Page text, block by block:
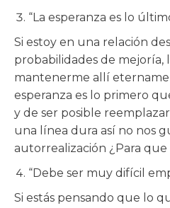
“La esperanza es lo
Si estoy en una relación
probabilidades de mejoría,
mantenerme allí
esperanza es lo primero
y de ser posible
una línea dura así no nos
autorrealización ¿Para que
“Debe ser muy difícil
Si estás pensando que lo